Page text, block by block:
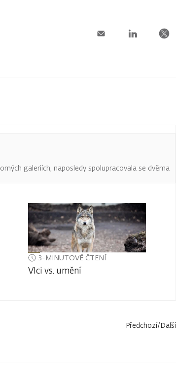
galeriích, naposledy spolupracovala se dvěma
3-MINUTOVÉ ČTENÍ
Vlci vs. umění
Předchozí/Další